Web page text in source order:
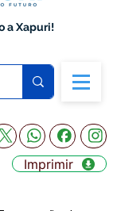
a Xapuri!
Imprimir